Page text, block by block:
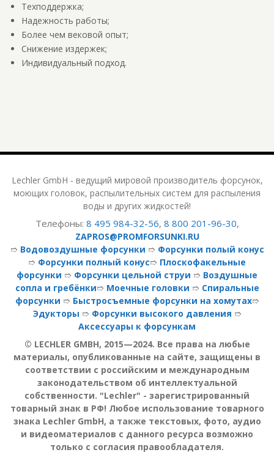
Техподдержка;
Надежность работы;
Более чем вековой опыт;
Снижение издержек;
Индивидуальный подход.
Lechler GmbH - ведущий мировой производитель форсунок,
моющих головок, распылительных систем для распыления
воды и других жидкостей!
Телефоны: 8 495 984-32-56, 8 800 201-96-30,
ZAPROS@PROMFORSUNKI.RU
➱ Водовоздушные форсунки ➱ Форсунки полый конус
➱ Форсунки полный конус➱ Плоскофакельные
форсунки ➱ Форсунки цельной струи ➱ Воздушные
сопла и гребёнки➱ Моечные головки ➱ Спиральные
форсунки ➱ Быстросъемные форсунки на хомутах➱
Эдукторы ➱ Форсунки высокого давления ➱
Аксессуары к форсункам
© LECHLER GMBH, 2015—2024. Все права на любые
материалы, опубликованные на сайте, защищены в
соответствии с российским и международным
законодательством об интеллектуальной
собственности. "Lechler" - зарегистрированный
товарный знак в РФ! Любое использование товарного
знака Lechler GmbH, а также текстовых, фото, аудио
и видеоматериалов с данного ресурса возможно
только с согласия правообладателя.